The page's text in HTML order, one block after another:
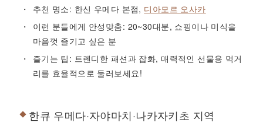
추천 명소: 한신 우메다 본점, 디아모르 오사카
이런 분들에게 안성맞춤: 20~30대분, 쇼핑이나 미식을
마음껏 즐기고 싶은 분
즐기는 팁: 트렌디한 패션과 잡화, 매력적인 선물용 먹거
리를 효율적으로 둘러보세요!
한큐 우메다·자야마치·나카자키초 지역